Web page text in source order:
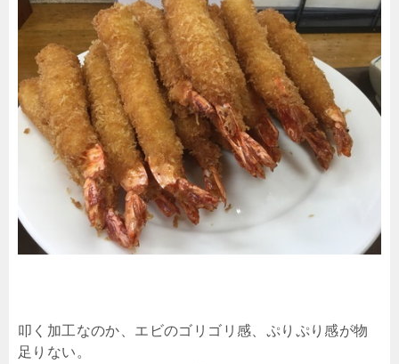
叩く加工なのか、エビのゴリゴリ感、ぷりぷり感が物
足りない。